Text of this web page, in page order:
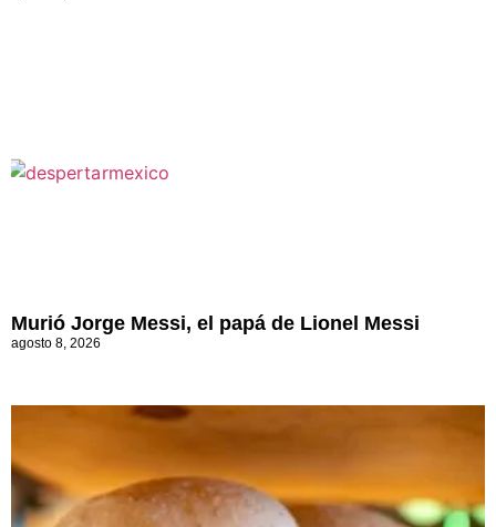
Murió Jorge Messi, el papá de Lionel Messi
agosto 8, 2026